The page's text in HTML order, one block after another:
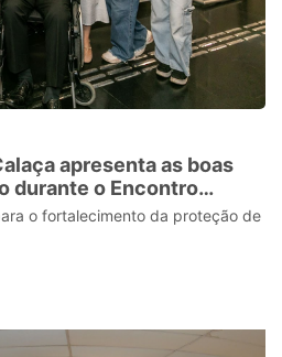
apresenta as boas
durante o Encontro
da Infância e
o fortalecimento da proteção de